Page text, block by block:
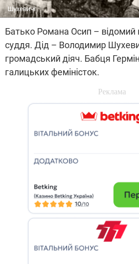
Шухевичі
Батько Романа Осип – відомий
суддя. Дід – Володимир
громадський діяч. Бабця
галицьких феміністок.